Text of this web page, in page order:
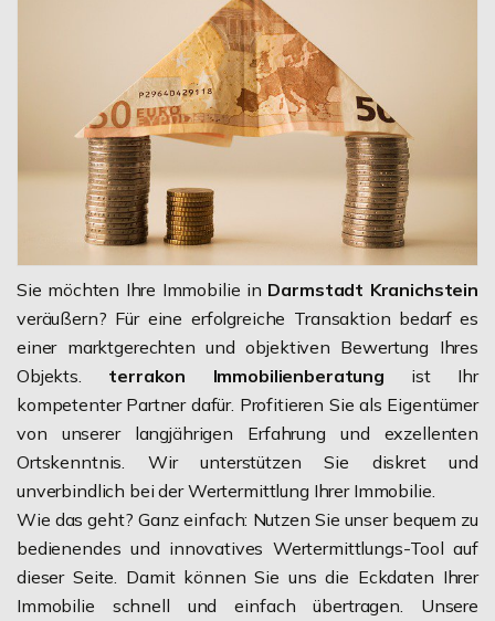
Sie möchten Ihre Immobilie in Darmstadt Kranichstein
veräußern? Für eine erfolgreiche Transaktion bedarf es
einer marktgerechten und objektiven Bewertung Ihres
Objekts. terrakon Immobilienberatung ist Ihr
kompetenter Partner dafür. Profitieren Sie als Eigentümer
von unserer langjährigen Erfahrung und exzellenten
Ortskenntnis. Wir unterstützen Sie diskret und
unverbindlich bei der Wertermittlung Ihrer Immobilie.
Wie das geht? Ganz einfach: Nutzen Sie unser bequem zu
bedienendes und innovatives Wertermittlungs-Tool auf
dieser Seite. Damit können Sie uns die Eckdaten Ihrer
Immobilie schnell und einfach übertragen. Unsere